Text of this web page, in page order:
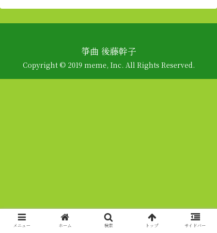
箏曲 後藤幹子
Copyright © 2019 meme, Inc. All Rights Reserved.
メニュー ホーム 検索 トップ サイドバー